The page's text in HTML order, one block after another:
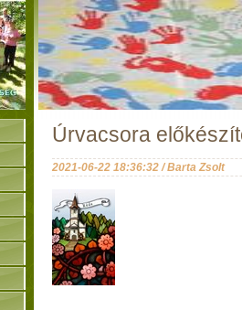
Úrvacsora
2021-06-22 18:36:32 / Barta Zsolt